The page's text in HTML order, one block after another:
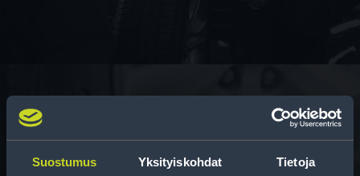
Suostumus Yksityiskohdat Tietoja
Rengasinfo
Tavallisen ihmisen tietoa merkinnöistä, renkaista ja